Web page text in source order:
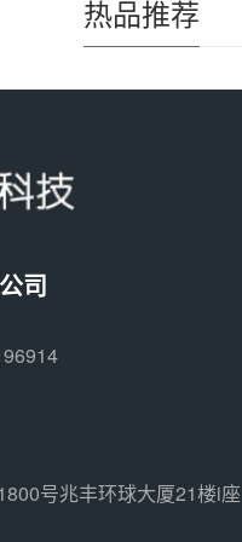
热品推荐
司
号兆丰环球大厦21楼i座